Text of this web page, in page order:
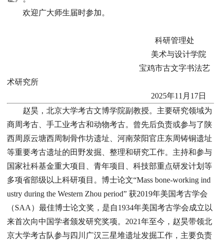
欢迎广大师生届时参加。
科研管理处
美术与设计学院
宝鸡市古文字书法艺
术研究所
2025年11月17日
赵昊，北京大学考古文博学院副教授。主要研究领域为
商周考古、手工业考古和动物考古。曾先后负责或参与了陕
西周原云塘西周制骨作坊遗址、河南荥阳官庄东周铸铜遗址
等重要考古遗址的田野发掘、整理和研究工作。主持和参与
国家社科基金重大项目、青年项目、科技部重点研发计划等
多项省部级以上科研项目。博士论文“Mass bone-working ind
ustry during the Western Zhou period” 获2019年美国考古学会
（SAA）最佳博士论文奖，是自1934年美国考古学会成立以
来首次向中国学者颁发研究奖项。2021年至今，赵昊带领北
京大学考古队参与四川广汉三星堆遗址发掘工作，主要负责